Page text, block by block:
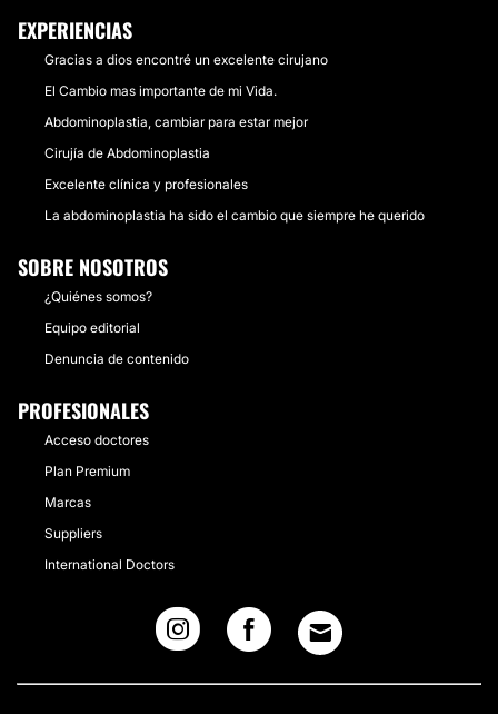
EXPERIENCIAS
Gracias a dios encontré un excelente cirujano
El Cambio mas importante de mi Vida.
Abdominoplastia, cambiar para estar mejor
Cirujía de Abdominoplastia
Excelente clínica y profesionales
La abdominoplastia ha sido el cambio que siempre he querido
SOBRE NOSOTROS
¿Quiénes somos?
Equipo editorial
Denuncia de contenido
PROFESIONALES
Acceso doctores
Plan Premium
Marcas
Suppliers
International Doctors